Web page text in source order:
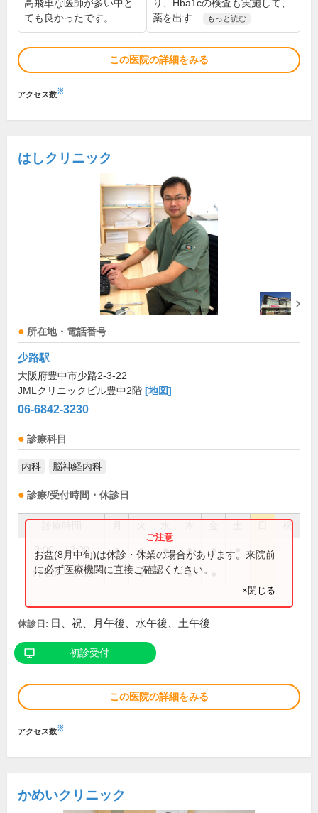
高飛車な医師が多い中と
ても良かったです。
り、Hba1cの検査も実施して、
薬を出す...
もっと読む
この医院の詳細をみる
アクセス数※
はしクリニック
所在地・電話番号
少路駅
大阪府豊中市少路2-3-22
JMLクリニックビル豊中2階 [地図]
06-6842-3230
診療科目
内科 脳神経内科
診療/受付時間・休診日
祝
9:00～12:00 ● ● ● ● ●
17:00～19:00 ● ●
お盆(8月中旬)は休診・休業の場合があります。来院前
に必ず医療機関に直接ご確認ください。
×閉じる
休診日: 日、祝、月午後、水午後、土午後
初診受付
この医院の詳細をみる
アクセス数※
かめいクリニック